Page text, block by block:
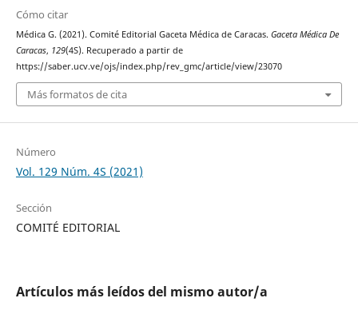
Cómo citar
Médica G. (2021). Comité Editorial Gaceta Médica de Caracas. Gaceta Médica De
Caracas, 129(4S). Recuperado a partir de
https://saber.ucv.ve/ojs/index.php/rev_gmc/article/view/23070
Más formatos de cita
Número
Vol. 129 Núm. 4S (2021)
Sección
COMITÉ EDITORIAL
Artículos más leídos del mismo autor/a